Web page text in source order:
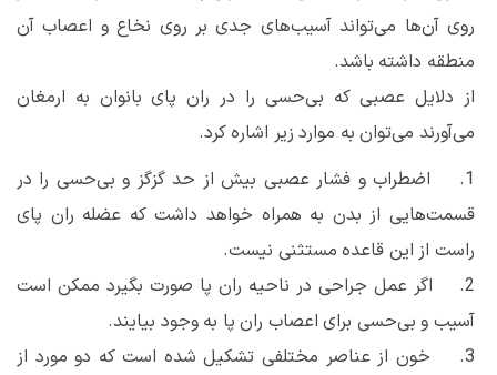
روی آن‌ها می‌تواند آسیب‌های جدی بر روی نخاع و اعصاب آن
منطقه داشته باشد.
از دلایل عصبی که بی‌حسی را در ران پای بانوان به ارمغان
می‌آورند می‌توان به موارد زیر اشاره کرد.
1. اضطراب و فشار عصبی بیش از حد گزگز و بی‌حسی را در
قسمت‌هایی از بدن به همراه خواهد داشت که عضله ران پای
راست از این قاعده مستثنی نیست.
2. اگر عمل جراحی در ناحیه ران پا صورت بگیرد ممکن است
آسیب و بی‌حسی برای اعصاب ران پا به وجود بیایند.
3. خون از عناصر مختلفی تشکیل شده است که دو مورد از